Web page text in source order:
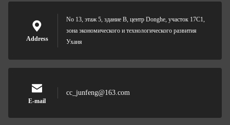
Address
No 13, этаж 5, здание B, центр Donghe, участок 17C1,
зона экономического и технологического развития
Уханя
E-mail
cc_junfeng@163.com